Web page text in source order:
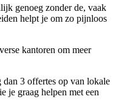
genoeg zonder de, vaak
helpt je om zo pijnloos
kantoren om meer
dan 3 offertes op van lokale
je graag helpen met een